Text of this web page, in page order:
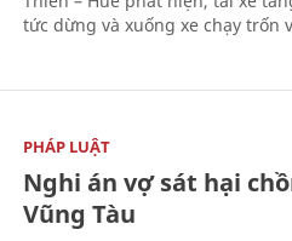
tức dừng và xuống xe chạy trốn
PHÁP LUẬT
Nghi án vợ sát hại
Vũng Tàu